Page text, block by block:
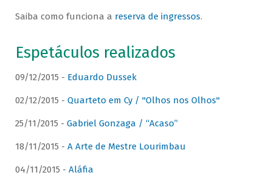
Saiba como funciona a reserva de ingressos.
Espetáculos realizados
09/12/2015 - Eduardo Dussek
02/12/2015 - Quarteto em Cy / "Olhos nos Olhos"
25/11/2015 - Gabriel Gonzaga / “Acaso”
18/11/2015 - A Arte de Mestre Lourimbau
04/11/2015 - Aláfia